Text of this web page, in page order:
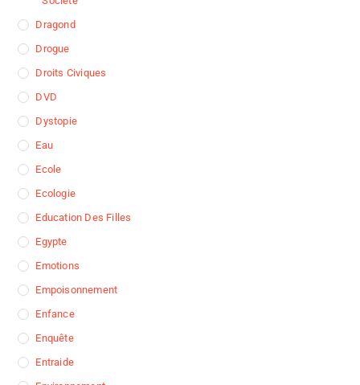
Dragond
Drogue
Droits Civiques
DVD
Dystopie
Eau
Ecole
Ecologie
Education Des Filles
Egypte
Emotions
Empoisonnement
Enfance
Enquête
Entraide